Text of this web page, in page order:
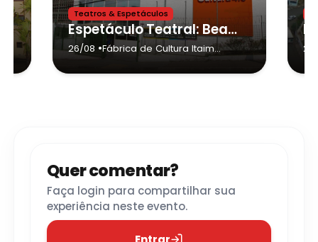
Teatros & Espetáculos
Espetáculo Teatral: Beatles para Crianças
26/08 •Fábrica de Cultura Itaim
Quer comentar?
Faça login para compartilhar sua
experiência neste evento.